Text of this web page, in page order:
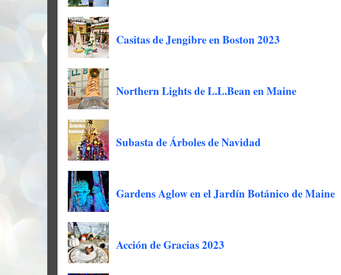
Casitas de Jengibre en Boston 2023
Northern Lights de L.L.Bean en Maine
Subasta de Árboles de Navidad
Gardens Aglow en el Jardín Botánico de Maine
Acción de Gracias 2023